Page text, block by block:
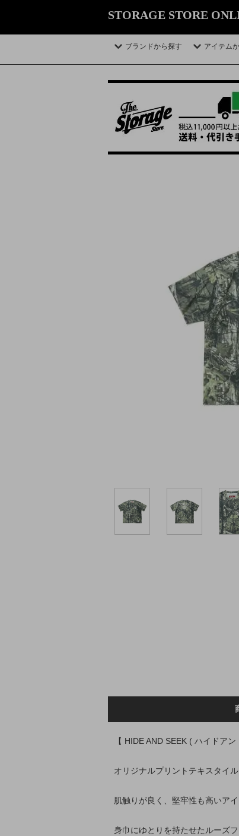
STORAGE STORE
ブランドから探す アイテム
【 HIDE AND SEEK ( ハイドア
オリジナルプリントテキスタイ
肌触りが良く、堅牢性も高いア
身巾にゆとりを持たせたルーズ